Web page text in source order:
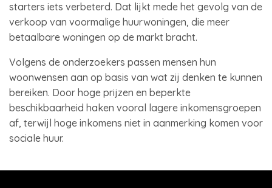
starters iets verbeterd. Dat lijkt mede het gevolg van de
verkoop van voormalige huurwoningen, die meer
betaalbare woningen op de markt bracht.
Volgens de onderzoekers passen mensen hun
woonwensen aan op basis van wat zij denken te kunnen
bereiken. Door hoge prijzen en beperkte
beschikbaarheid haken vooral lagere inkomensgroepen
af, terwijl hoge inkomens niet in aanmerking komen voor
sociale huur.